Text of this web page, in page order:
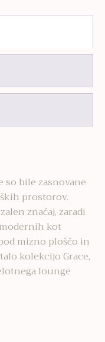
so bile zasnovane
prostorov.
značaj, zaradi
kot
mizno ploščo in
kolekcijo Grace,
lounge